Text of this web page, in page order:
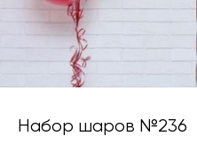
Набор шаров №236